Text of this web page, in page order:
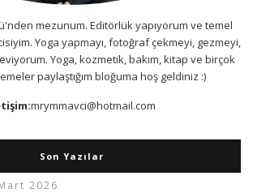
mezunum. Editörlük yapıyorum ve temel
Yoga yapmayı, fotoğraf çekmeyi, gezmeyi,
Yoga, kozmetik, bakım, kitap ve birçok
paylaştığım bloğuma hoş geldiniz :)
mrymmavci@hotmail.com
Son Yazılar
2026